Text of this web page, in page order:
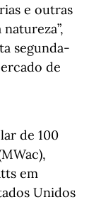
e outras
segunda-
de
de 100
em
Unidos